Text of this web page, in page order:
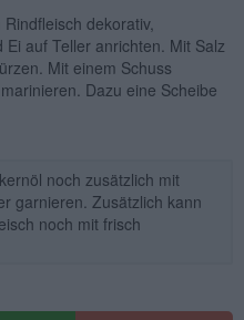
dekorativ,
auf Teller anrichten. Mit Salz
Mit einem Schuss
Dazu eine Scheibe
noch zusätzlich mit
garnieren. Zusätzlich kann
noch mit frisch